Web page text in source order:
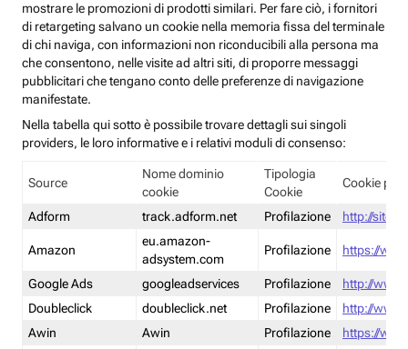
mostrare le promozioni di prodotti similari. Per fare ciò, i fornitori
di retargeting salvano un cookie nella memoria fissa del terminale
di chi naviga, con informazioni non riconducibili alla persona ma
che consentono, nelle visite ad altri siti, di proporre messaggi
pubblicitari che tengano conto delle preferenze di navigazione
manifestate.
Nella tabella qui sotto è possibile trovare dettagli sui singoli
providers, le loro informative e i relativi moduli di consenso:
Source
Nome dominio
cookie
Tipologia
Cookie
Cookie
Adform track.adform.net Profilazione http://
Amazon
eu.amazon-
adsystem.com
Profilazione https://
Google Ads googleadservices Profilazione
http://
Doubleclick
doubleclick.net Profilazione
http://
Awin
Awin Profilazione
https://